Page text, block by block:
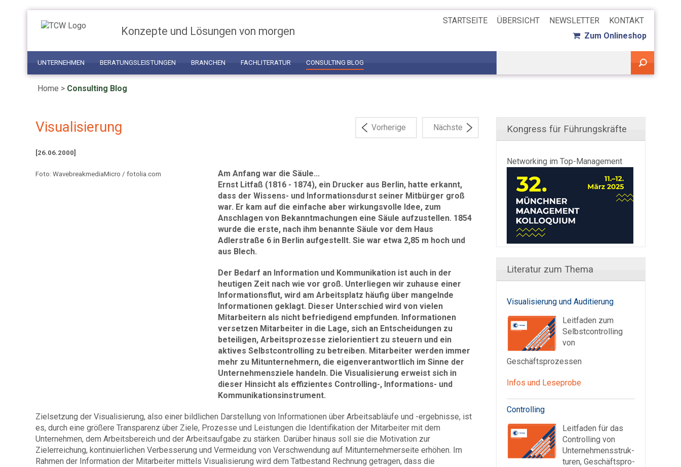
UNTERNEHMEN BERATUNGSLEISTUNGEN BRANCHEN FACHLITERATUR CONSULTING BLOG
Konzepte und Lösungen von morgen
STARTSEITE ÜBERSICHT NEWSLETTER
KONTAKT
Zum Onlineshop
Home > Consulting Blog
Vorherige Nächste
Visualisierung
[26.06.2000]
Foto: WavebreakmediaMicro / fotolia.com
Am Anfang war die Säule...
Ernst Litfaß (1816 - 1874), ein Drucker aus Berlin, hatte erkannt,
dass der Wissens- und Informationsdurst seiner Mitbürger groß
war. Er kam auf die einfache aber wirkungsvolle Idee, zum
Anschlagen von Bekanntmachungen eine Säule aufzustellen. 1854
wurde die erste, nach ihm benannte Säule vor dem Haus
Adlerstraße 6 in Berlin aufgestellt. Sie war etwa 2,85 m hoch und
aus Blech.
Der Bedarf an Information und Kommunikation ist auch in der
heutigen Zeit nach wie vor groß. Unterliegen wir zuhause einer
Informationsflut, wird am Arbeitsplatz häufig über mangelnde
Informationen geklagt. Dieser Unterschied wird von vielen
Mitarbeitern als nicht befriedigend empfunden. Informationen
versetzen Mitarbeiter in die Lage, sich an Entscheidungen zu
beteiligen, Arbeitsprozesse zielorientiert zu steuern und ein
aktives Selbstcontrolling zu betreiben. Mitarbeiter werden immer
mehr zu Mitunternehmern, die eigenverantwortlich im Sinne der
Unternehmensziele handeln. Die Visualisierung erweist sich in
dieser Hinsicht als effizientes Controlling-, Informations- und
Kommunikationsinstrument.
Zielsetzung der Visualisierung, also einer bildlichen Darstellung von Informationen über Arbeitsabläufe und -ergebnisse, ist
es, durch eine größere Transparenz über Ziele, Prozesse und Leistungen die Identifikation der Mitarbeiter mit dem
Unternehmen, dem Arbeitsbereich und der Arbeitsaufgabe zu stärken. Darüber hinaus soll sie die Motivation zur
Zielerreichung, kontinuierlichen Verbesserung und Vermeidung von Verschwendung auf Mitunternehmerseite erhöhen. Im
Rahmen der Information der Mitarbeiter mittels Visualisierung wird dem Tatbestand Rechnung getragen, dass die
Kongress für Führungskräfte
Networking im Top-Management
Literatur zum Thema
Visualisierung und Auditierung
Leitfaden zum
Selbstcontrolling
von
Geschäftsprozessen
Infos und Leseprobe
Controlling
Leitfaden für das
Controlling von
Unter­nehmens­struk­
turen, Geschäfts­pro­